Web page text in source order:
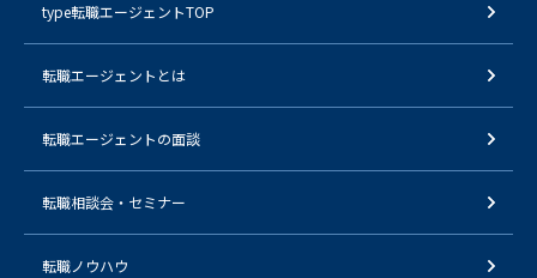
type転職エージェントTOP
転職エージェントとは
転職エージェントの面談
転職相談会・セミナー
転職ノウハウ